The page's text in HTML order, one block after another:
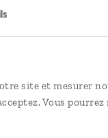
site et mesurer
Vous
visages de